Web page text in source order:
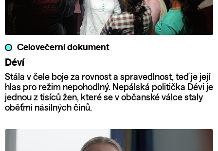
Celovečerní dokument
Déví
Stála v čele boje za rovnost a spravedlnost, teď je její
hlas pro režim nepohodlný. Nepálská politička Dévi je
jednou z tisíců žen, které se v občanské válce staly
oběťmi násilných činů.